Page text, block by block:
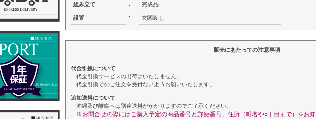
組み立て : 完成品
設置 : 玄関渡し
販売にあたっての注意事項
代金引換について
代金引換サービスの出荷はいたしません。
代金引換でのご注文を受付ないようお願いいたします。
追加送料について
沖縄及び離島へは別途送料がかかりますのでご了承ください。
※お問合せの際にはご購入予定の商品番号と郵便番号、住所（町名や○丁目まで）をお知